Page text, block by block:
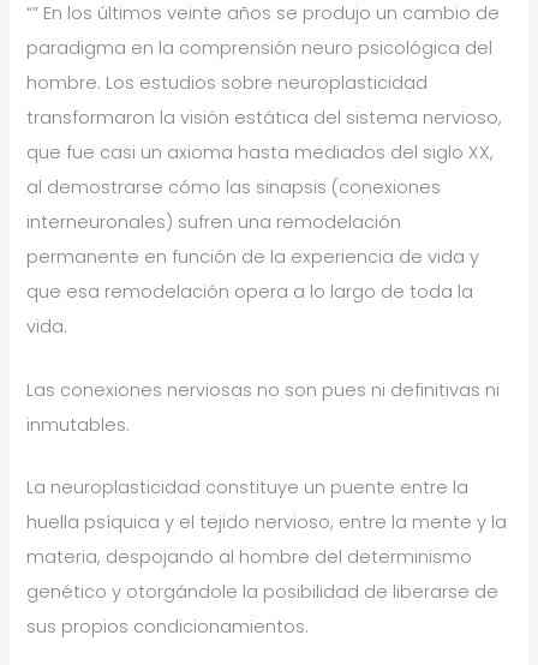
“” En los últimos veinte años se produjo un cambio de
paradigma en la comprensión neuro psicológica del
hombre. Los estudios sobre neuroplasticidad
transformaron la visión estática del sistema nervioso,
que fue casi un axioma hasta mediados del siglo XX,
al demostrarse cómo las sinapsis (conexiones
interneuronales) sufren una remodelación
permanente en función de la experiencia de vida y
que esa remodelación opera a lo largo de toda la
vida.
Las conexiones nerviosas no son pues ni definitivas ni
inmutables.
La neuroplasticidad constituye un puente entre la
huella psíquica y el tejido nervioso, entre la mente y la
materia, despojando al hombre del determinismo
genético y otorgándole la posibilidad de liberarse de
sus propios condicionamientos.